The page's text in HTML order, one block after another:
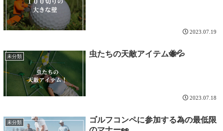
2023.07.19
未分類 虫たちの天敵アイテム🐝💦
2023.07.18
未分類
ゴルフコンペに参加する為の最低限